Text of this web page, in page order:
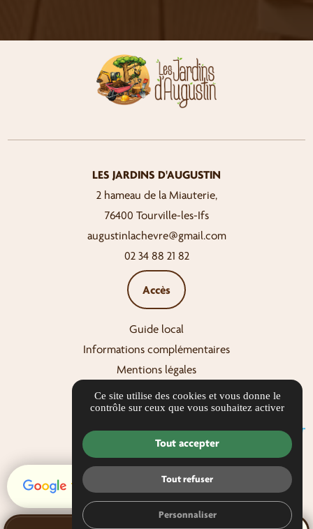
18 avis
LES JARDINS D'AUGUSTIN
2 hameau de la Miauterie,
76400 Tourville-les-Ifs
augustinlachevre@gmail.com
02 34 88 21 82
Accès
Guide local
Informations complémentaires
Mentions légales
Politique de confidentialité
Gestion des cookies
Ce site utilise des cookies et vous donne le
contrôle sur ceux que vous souhaitez activer
Tout accepter
Tout refuser
Personnaliser